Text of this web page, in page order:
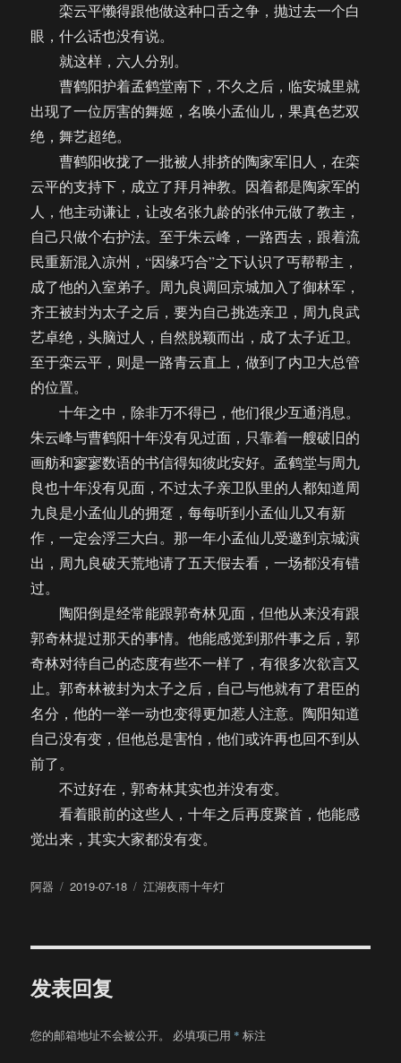
栾云平懒得跟他做这种口舌之争，抛过去一个白
眼，什么话也没有说。
就这样，六人分别。
曹鹤阳护着孟鹤堂南下，不久之后，临安城里就
出现了一位厉害的舞姬，名唤小孟仙儿，果真色艺双
绝，舞艺超绝。
曹鹤阳收拢了一批被人排挤的陶家军旧人，在栾
云平的支持下，成立了拜月神教。因着都是陶家军的
人，他主动谦让，让改名张九龄的张仲元做了教主，
自己只做个右护法。至于朱云峰，一路西去，跟着流
民重新混入凉州，“因缘巧合”之下认识了丐帮帮主，
成了他的入室弟子。周九良调回京城加入了御林军，
齐王被封为太子之后，要为自己挑选亲卫，周九良武
艺卓绝，头脑过人，自然脱颖而出，成了太子近卫。
至于栾云平，则是一路青云直上，做到了内卫大总管
的位置。
十年之中，除非万不得已，他们很少互通消息。
朱云峰与曹鹤阳十年没有见过面，只靠着一艘破旧的
画舫和寥寥数语的书信得知彼此安好。孟鹤堂与周九
良也十年没有见面，不过太子亲卫队里的人都知道周
九良是小孟仙儿的拥趸，每每听到小孟仙儿又有新
作，一定会浮三大白。那一年小孟仙儿受邀到京城演
出，周九良破天荒地请了五天假去看，一场都没有错
过。
陶阳倒是经常能跟郭奇林见面，但他从来没有跟
郭奇林提过那天的事情。他能感觉到那件事之后，郭
奇林对待自己的态度有些不一样了，有很多次欲言又
止。郭奇林被封为太子之后，自己与他就有了君臣的
名分，他的一举一动也变得更加惹人注意。陶阳知道
自己没有变，但他总是害怕，他们或许再也回不到从
前了。
不过好在，郭奇林其实也并没有变。
看着眼前的这些人，十年之后再度聚首，他能感
觉出来，其实大家都没有变。
作
阿器
发
2019-07-18
分
江湖夜雨十年灯
发表回复
您的邮箱地址不会被公开。 必填项已用 * 标注